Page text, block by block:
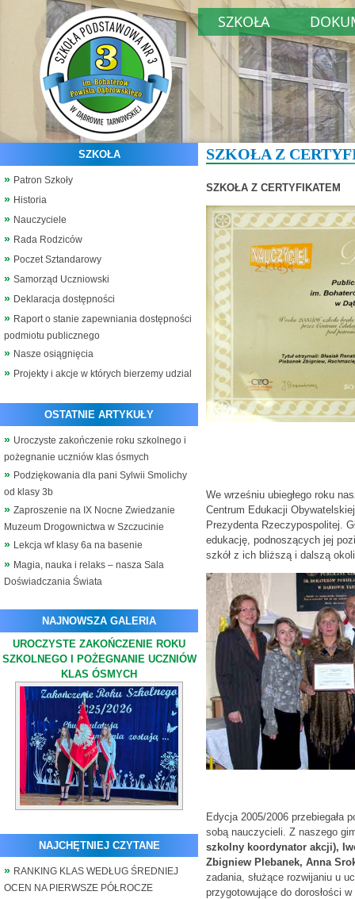
SZKOŁA
SZKOŁA
Patron Szkoły
Historia
Nauczyciele
Rada Rodziców
Poczet Sztandarowy
Samorząd Uczniowski
Deklaracja dostępności
Raport o stanie zapewniania dostępności
podmiotu publicznego
Nasze osiągnięcia
Projekty i akcje w których bierzemy udzial
OSTATNIE ARTYKUŁY
Uroczyste zakończenie roku szkolnego i
pożegnanie uczniów klas ósmych
Podziękowania dla pani Sylwii Smolichy
od klasy 3b
Zaproszenie na IX Nocne Zwiedzanie
Muzeum Drogownictwa w Szczucinie
Lekcja wf klasy 6a na basenie
Magia, nauka i relaks – nasza Sala
Doświadczania Świata
NAJNOWSZA GALERIA
UROCZYSTE ZAKOŃCZENIE ROKU
SZKOLNEGO I POŻEGNANIE UCZNIÓW
KLAS ÓSMYCH
NAJCHĘTNIEJ CZYTANE
RANKING KLAS WEDŁUG ŚREDNIEJ
OCEN NA PIERWSZE PÓŁROCZE
SZKOŁA Z
SZKOŁA Z CERTYFIKATEM
We wrześniu ubiegłego roku
Centrum Edukacji
Prezydenta Rzeczypospolitej.
edukację, podnoszących jej
szkół z ich bliższą i dalszą
Edycja 2005/2006 przebiegała
sobą nauczycieli. Z naszego
szkolny koordynator akcji),
Zbigniew Plebanek, Anna
zadania, służące rozwijaniu u
przygotowujące do dorosłości